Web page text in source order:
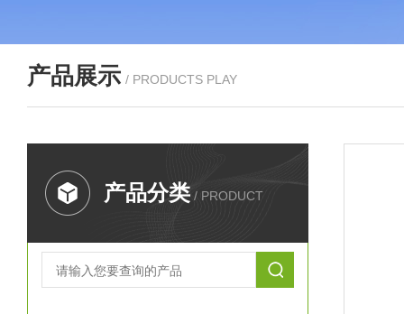
产品展示 / PRODUCTS PLAY
产品分类 / PRODUCT